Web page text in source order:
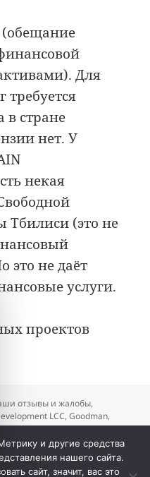
Для
требуется
в стране
нет. У
некая
(это не
это не даёт
услуги.
проектов
отзывы и жалобы,
LCC,Goodman,
Гудман,Александр
к записи «Стал жертвой
и другие средства
нашего сайта.
сайт, значит, вас это